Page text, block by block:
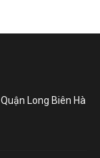
Long Biên Hà